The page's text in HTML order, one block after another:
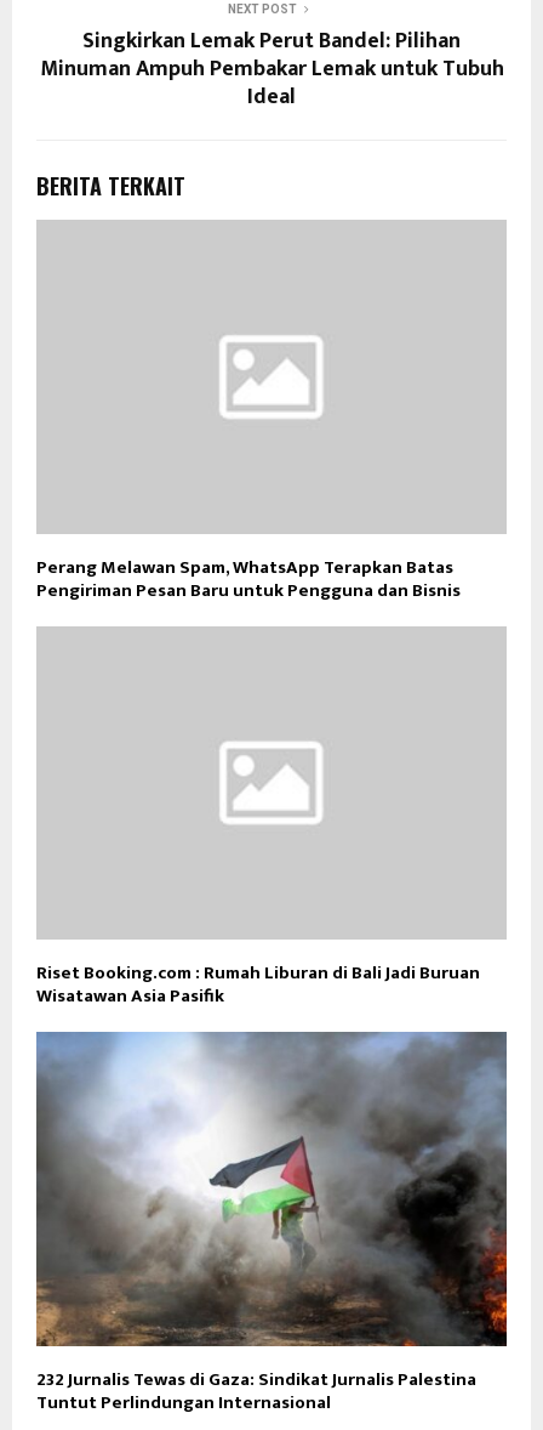
NEXT POST
Singkirkan Lemak Perut Bandel: Pilihan
Minuman Ampuh Pembakar Lemak untuk Tubuh
Ideal
BERITA TERKAIT
Perang Melawan Spam, WhatsApp Terapkan Batas
Pengiriman Pesan Baru untuk Pengguna dan Bisnis
Riset Booking.com : Rumah Liburan di Bali Jadi Buruan
Wisatawan Asia Pasifik
232 Jurnalis Tewas di Gaza: Sindikat Jurnalis Palestina
Tuntut Perlindungan Internasional